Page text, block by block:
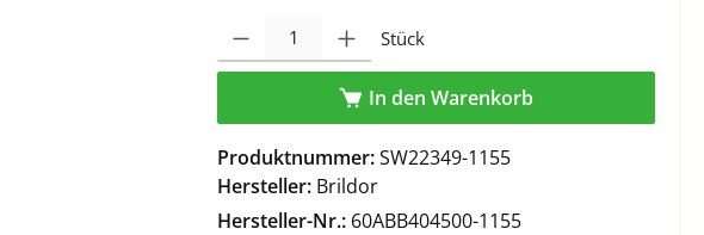
Stück
In den Warenkorb
Produktnummer:SW22349-1155
Hersteller: Brildor
Hersteller-Nr.: 60ABB404500-1155